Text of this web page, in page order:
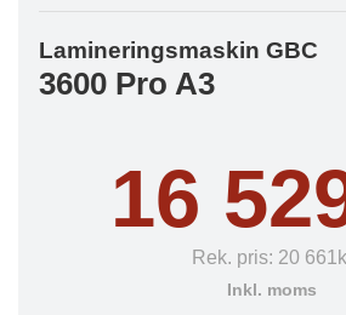
Lamineringsmaskin GBC
3600 Pro A3
16
Rek. pris: 20
Inkl. moms